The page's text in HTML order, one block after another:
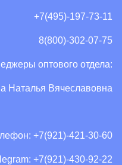
+7(495)-197-73-11
8(800)-302-07-75
оптового отдела:
Наталья Вячеславовна
+7(921)-421-30-60
+7(921)-430-92-22